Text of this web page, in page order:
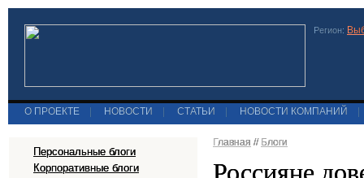
Регион:
О ПРОЕКТЕ НОВОСТИ СТАТЬИ НОВОСТИ КОМПАНИЙ
Персональные блоги
Корпоративные блоги
Главная // Блоги